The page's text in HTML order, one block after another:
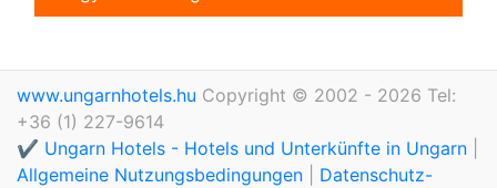
www.ungarnhotels.hu Copyright © 2002 - 2026 Tel:
+36 (1) 227-9614
✔️ Ungarn Hotels - Hotels und Unterkünfte in Ungarn
Allgemeine Nutzungsbedingungen
Datenschutz-